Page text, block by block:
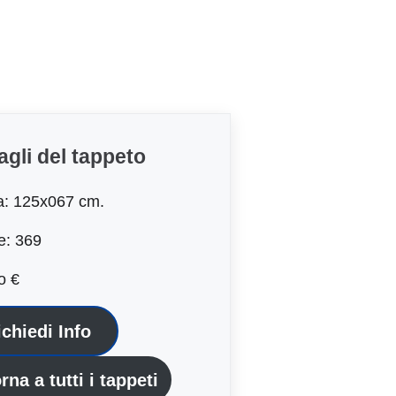
del tappeto
125x067 cm.
369
€
Info
a tutti i tappeti